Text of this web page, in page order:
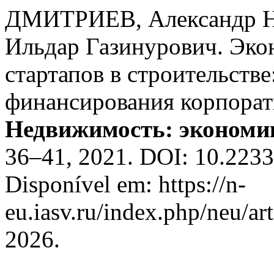
ДМИТРИЕВ, Александр
Ильдар Газинурович.
стартапов в
финансирования
Недвижимость:
36–41, 2021. DOI:
Disponível em: https://n-
eu.iasv.ru/index.php/neu/
2026.